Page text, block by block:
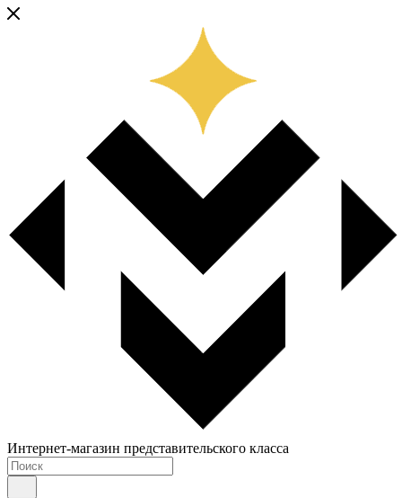
Интернет-магазин представительского класса